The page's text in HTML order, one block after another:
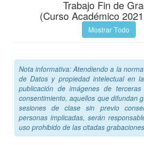
Trabajo Fin de
(Curso Académico
Mostrar Todo
Nota informativa: Atendiendo a la
de Datos y propiedad intelectual en
publicación de imágenes de
consentimiento, aquellos que difundan
sesiones de clase sin previo
personas implicadas, serán
uso prohibido de las citadas